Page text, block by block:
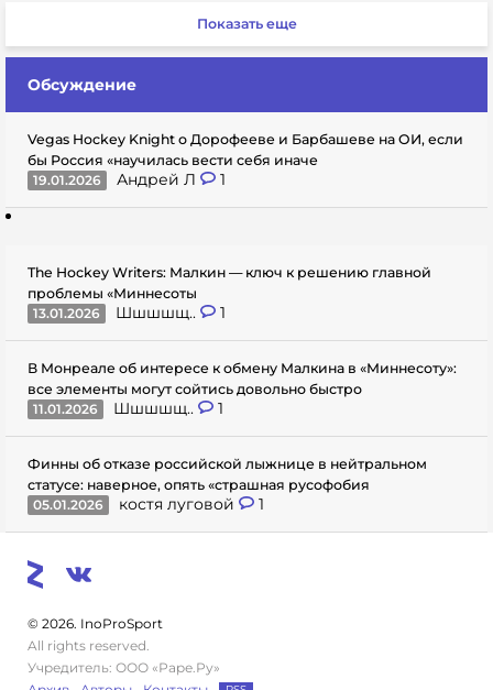
Показать еще
Обсуждение
Vegas Hockey Knight о Дорофееве и Барбашеве на ОИ, если
бы Россия «научилась вести себя иначе
19.01.2026
Андрей Л 1
The Hockey Writers: Малкин — ключ к решению главной
проблемы «Миннесоты
13.01.2026
Шшшшщ.. 1
В Монреале об интересе к обмену Малкина в «Миннесоту»:
все элементы могут сойтись довольно быстро
11.01.2026
Шшшшщ.. 1
Финны об отказе российской лыжнице в нейтральном
статусе: наверное, опять «страшная русофобия
05.01.2026
костя луговой 1
© 2026. InoProSport
All rights reserved.
Учредитель: ООО «Раре.Ру»